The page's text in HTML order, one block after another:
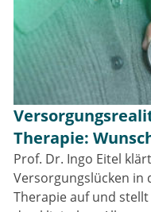
Therapie:
Prof. Dr. Ingo Eitel
Versorgungslücken in
Therapie auf und